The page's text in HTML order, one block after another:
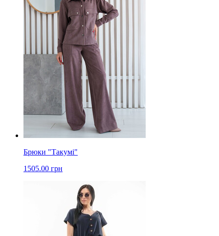
Брюки "Такумі"
1505.00 грн